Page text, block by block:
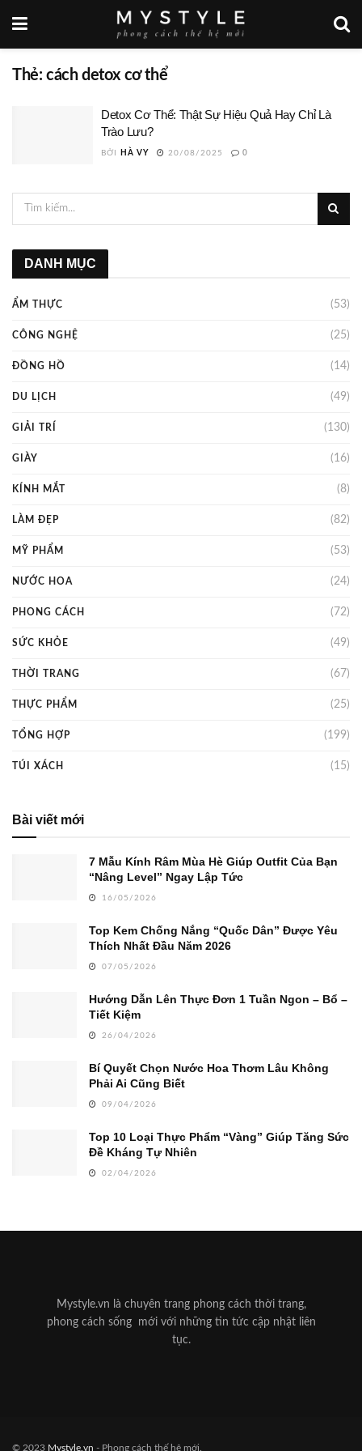
Thẻ: cách detox cơ thể
Detox Cơ Thể: Thật Sự Hiệu Quả Hay Chỉ Là
Trào Lưu?
BỞI HÀ VY 20/08/2025 0
DANH MỤC
ẨM THỰC (53)
CÔNG NGHỆ (25)
ĐỒNG HỒ (14)
DU LỊCH (49)
GIẢI TRÍ (130)
GIÀY (16)
KÍNH MẮT (8)
LÀM ĐẸP (82)
MỸ PHẨM (53)
NƯỚC HOA (24)
PHONG CÁCH (72)
SỨC KHỎE (49)
THỜI TRANG (67)
THỰC PHẨM (25)
TỔNG HỢP (199)
TÚI XÁCH (15)
Bài viết mới
7 Mẫu Kính Râm Mùa Hè Giúp Outfit Của Bạn
“Nâng Level” Ngay Lập Tức
16/05/2026
Top Kem Chống Nắng “Quốc Dân” Được Yêu
Thích Nhất Đầu Năm 2026
07/05/2026
Hướng Dẫn Lên Thực Đơn 1 Tuần Ngon – Bổ –
Tiết Kiệm
26/04/2026
Bí Quyết Chọn Nước Hoa Thơm Lâu Không
Phải Ai Cũng Biết
09/04/2026
Top 10 Loại Thực Phẩm “Vàng” Giúp Tăng Sức
Đề Kháng Tự Nhiên
02/04/2026
Mystyle.vn là chuyên trang phong cách thời trang,
phong cách sống mới với những tin tức cập nhật liên
tục.
© 2023 Mystyle.vn - Phong cách thế hệ mới.